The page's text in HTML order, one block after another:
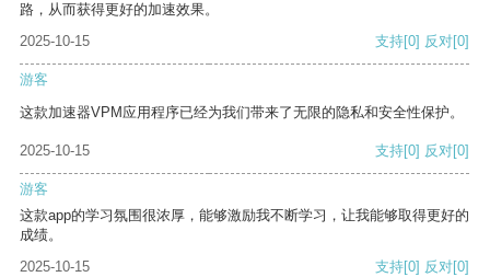
路，从而获得更好的加速效果。
2025-10-15
支持[0] 反对[0]
游客
这款加速器VPM应用程序已经为我们带来了无限的隐私和安全性保护。
2025-10-15 支持[0] 反对[0]
游客
这款app的学习氛围很浓厚，能够激励我不断学习，让我能够取得更好的
成绩。
2025-10-15
支持[0] 反对[0]